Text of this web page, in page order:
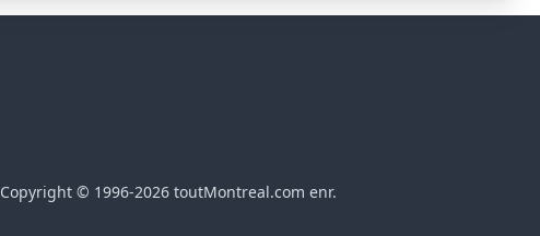
Copyright © 1996-2026 toutMontreal.com enr.